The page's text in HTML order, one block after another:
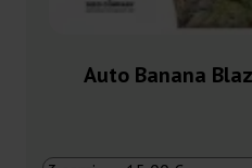
Auto Banana